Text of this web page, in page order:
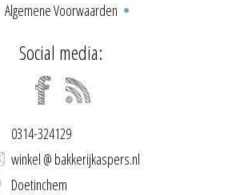
Algemene Voorwaarden
Social media:
0314-324129
winkel @ bakkerijkaspers.nl
Doetinchem